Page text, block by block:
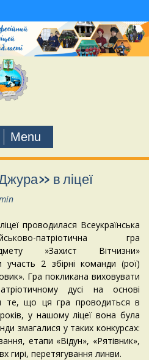
Menu
в ліцеї
проводилася Всеукраїнська
патріотична гра
»Захист Вітчизни»
участь 2 збірні команди (рої)
Гра покликана виховувати
дусі на основі
те, що ця гра проводиться в
у нашому ліцеї вона була
змагалися у таких конкурсах:
етапи «Відун», «Рятівник»,
гирі, перетягування линви.